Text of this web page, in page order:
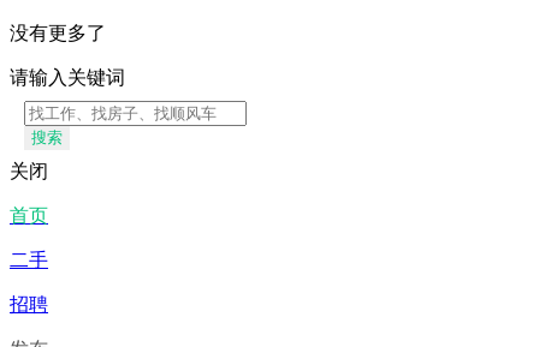
没有更多了
请输入关键词
搜索
关闭
首页
二手
招聘